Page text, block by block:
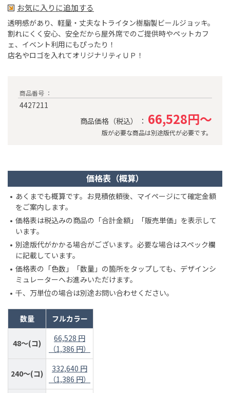
お気に入りに追加する
透明感があり、軽量・丈夫なトライタン樹脂製ビールジョッキ。
割れにくく安心、安全だから屋外席でのご提供時やペットカフ
ェ、イベント利用にもぴったり！
店名やロゴを入れてオリジナリティＵＰ！
商品番号 ：
4427211
商品価格（税込） ： 66,528円～
版が必要な商品は別途版代が必要です。
価格表（概算）
あくまでも概算です。お見積依頼後、マイページにて確定金額
をご案内します。
価格表は税込みの商品の「合計金額」「販売単価」を表示して
います。
別途版代がかかる場合がございます。必要な場合はスペック欄
に記載しています。
価格表の「色数」「数量」の箇所をタップしても、デザインシ
ミュレーターへお進みいただけます。
千、万単位の場合は別途お問い合わせください。
数量 フルカラー
48～(コ)
66,528 円
（1,386 円）
240～(コ)
332,640 円
（1,386 円）